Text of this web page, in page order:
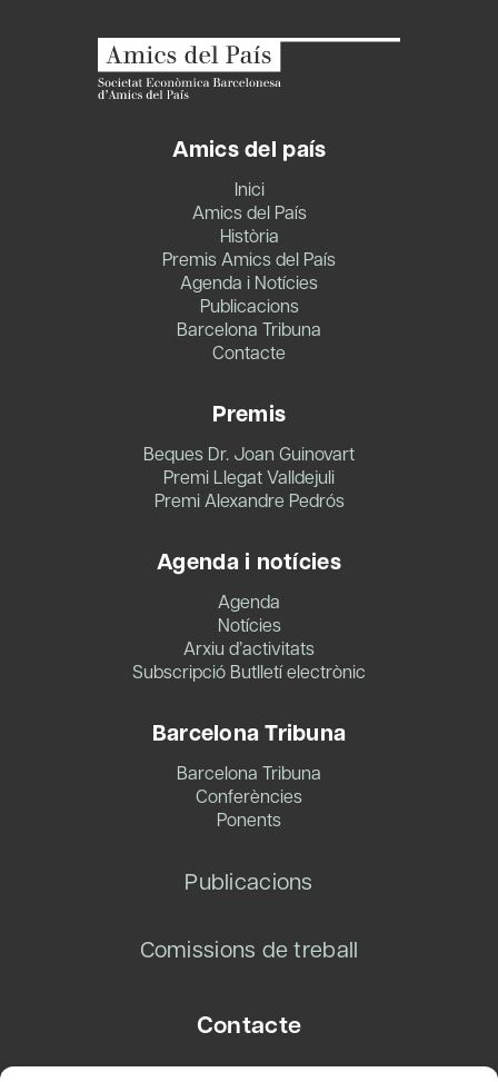
Amics del país
Inici
Amics del País
Història
Premis Amics del País
Agenda i Notícies
Publicacions
Barcelona Tribuna
Contacte
Premis
Beques Dr. Joan Guinovart
Premi Llegat Valldejuli
Premi Alexandre Pedrós
Agenda i notícies
Agenda
Notícies
Arxiu d’activitats
Subscripció Butlletí electrònic
Barcelona Tribuna
Barcelona Tribuna
Conferències
Ponents
Publicacions
Comissions de treball
Contacte